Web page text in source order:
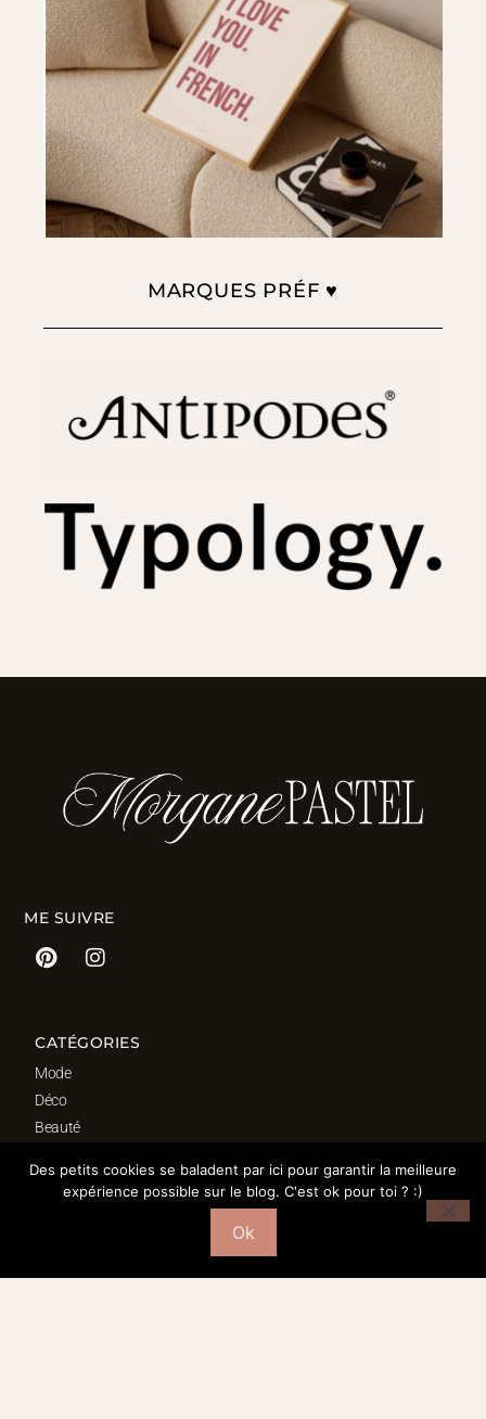
MARQUES PRÉF ♥
ME SUIVRE
CATÉGORIES
Mode
Déco
Beauté
Bordeaux
Des petits cookies se baladent par ici pour garantir la meilleure
expérience possible sur le blog. C'est ok pour toi ? :)
Ok